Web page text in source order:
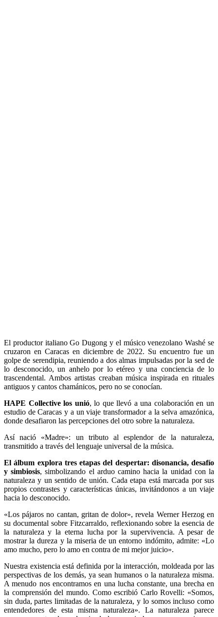
El productor italiano Go Dugong y el músico venezolano Washé se
cruzaron en Caracas en diciembre de 2022. Su encuentro fue un
golpe de serendipia, reuniendo a dos almas impulsadas por la sed de
lo desconocido, un anhelo por lo etéreo y una conciencia de lo
trascendental. Ambos artistas creaban música inspirada en rituales
antiguos y cantos chamánicos, pero no se conocían.
HAPE Collective los unió, lo que llevó a una colaboración en un
estudio de Caracas y a un viaje transformador a la selva amazónica,
donde desafiaron las percepciones del otro sobre la naturaleza.
Así nació «Madre»: un tributo al esplendor de la naturaleza,
transmitido a través del lenguaje universal de la música.
El álbum explora tres etapas del despertar: disonancia, desafío
y simbiosis, simbolizando el arduo camino hacia la unidad con la
naturaleza y un sentido de unión. Cada etapa está marcada por sus
propios contrastes y características únicas, invitándonos a un viaje
hacia lo desconocido.
«Los pájaros no cantan, gritan de dolor», revela Werner Herzog en
su documental sobre Fitzcarraldo, reflexionando sobre la esencia de
la naturaleza y la eterna lucha por la supervivencia. A pesar de
mostrar la dureza y la miseria de un entorno indómito, admite: «Lo
amo mucho, pero lo amo en contra de mi mejor juicio».
Nuestra existencia está definida por la interacción, moldeada por las
perspectivas de los demás, ya sean humanos o la naturaleza misma.
A menudo nos encontramos en una lucha constante, una brecha en
la comprensión del mundo. Como escribió Carlo Rovelli: «Somos,
sin duda, partes limitadas de la naturaleza, y lo somos incluso como
entendedores de esta misma naturaleza». La naturaleza parece